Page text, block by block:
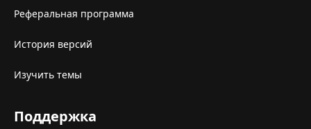
Реферальная программа
История версий
Изучить темы
Поддержка